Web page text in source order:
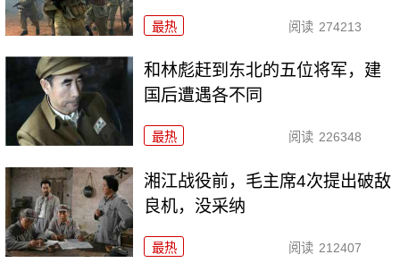
最热 阅读 274213
和林彪赶到东北的五位将军，建
国后遭遇各不同
最热 阅读 226348
湘江战役前，毛主席4次提出破敌
良机，没采纳
最热 阅读 212407